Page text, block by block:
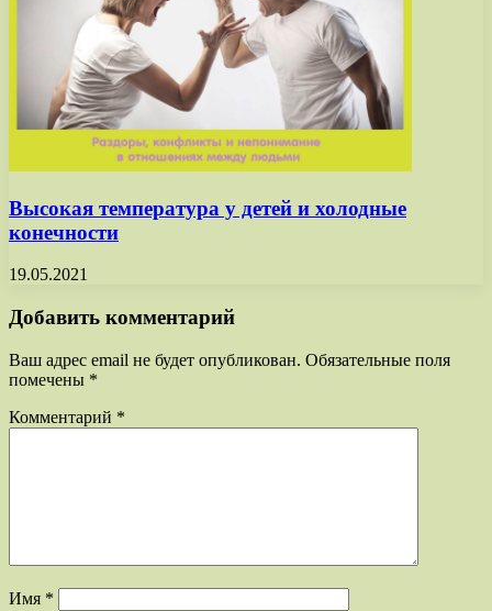
Высокая температура у детей и холодные
конечности
19.05.2021
Добавить комментарий
Ваш адрес email не будет опубликован. Обязательные поля
помечены *
Комментарий *
Имя *